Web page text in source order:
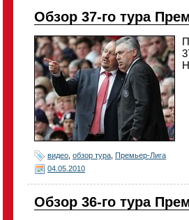
Обзор 37-го тура
видео обзор тура Премьер-Лига
04.05.2010
Обзор 36-го тура